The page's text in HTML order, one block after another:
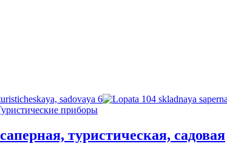
приборы
туристическая, садовая